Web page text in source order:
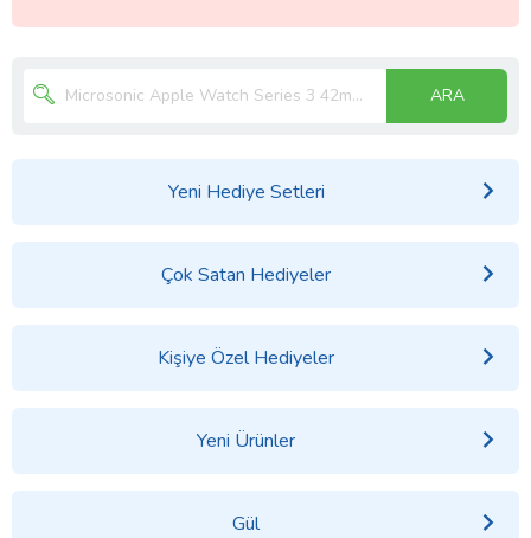
ARA
Yeni Hediye Setleri
Çok Satan Hediyeler
Kişiye Özel Hediyeler
Yeni Ürünler
Gül